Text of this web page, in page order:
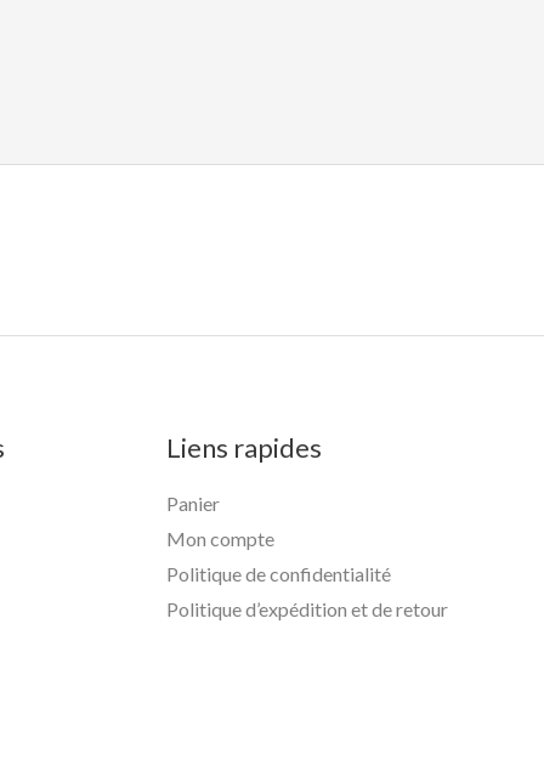
Liens rapides
Panier
Mon compte
Politique de confidentialité
Politique d’expédition et de retour